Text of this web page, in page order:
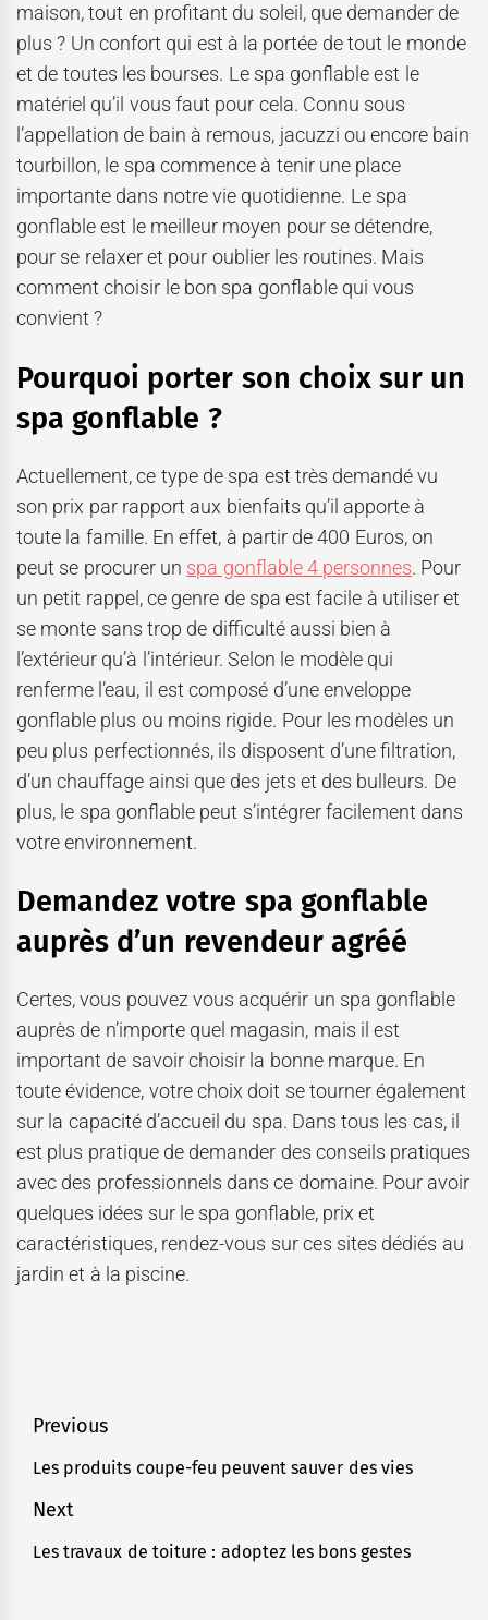
maison, tout en profitant du soleil, que demander de
plus ? Un confort qui est à la portée de tout le monde
et de toutes les bourses. Le spa gonflable est le
matériel qu’il vous faut pour cela. Connu sous
l’appellation de bain à remous, jacuzzi ou encore bain
tourbillon, le spa commence à tenir une place
importante dans notre vie quotidienne. Le spa
gonflable est le meilleur moyen pour se détendre,
pour se relaxer et pour oublier les routines. Mais
comment choisir le bon spa gonflable qui vous
convient ?
Pourquoi porter son choix sur un
spa gonflable ?
Actuellement, ce type de spa est très demandé vu
son prix par rapport aux bienfaits qu’il apporte à
toute la famille. En effet, à partir de 400 Euros, on
peut se procurer un spa gonflable 4 personnes. Pour
un petit rappel, ce genre de spa est facile à utiliser et
se monte sans trop de difficulté aussi bien à
l’extérieur qu’à l’intérieur. Selon le modèle qui
renferme l’eau, il est composé d’une enveloppe
gonflable plus ou moins rigide. Pour les modèles un
peu plus perfectionnés, ils disposent d’une filtration,
d’un chauffage ainsi que des jets et des bulleurs. De
plus, le spa gonflable peut s’intégrer facilement dans
votre environnement.
Demandez votre spa gonflable
auprès d’un revendeur agréé
Certes, vous pouvez vous acquérir un spa gonflable
auprès de n’importe quel magasin, mais il est
important de savoir choisir la bonne marque. En
toute évidence, votre choix doit se tourner également
sur la capacité d’accueil du spa. Dans tous les cas, il
est plus pratique de demander des conseils pratiques
avec des professionnels dans ce domaine. Pour avoir
quelques idées sur le spa gonflable, prix et
caractéristiques, rendez-vous sur ces sites dédiés au
jardin et à la piscine.
Navigation
de
l’article
Previous
Previous
Les produits coupe-feu peuvent sauver des vies
Next
Next
Les travaux de toiture : adoptez les bons gestes